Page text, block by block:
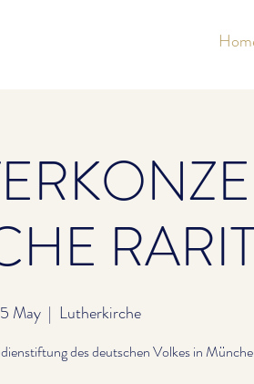
May
  |
Lutherkirche
des deutschen Volkes in